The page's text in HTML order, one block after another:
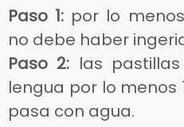
Paso 1: por lo
no debe haber
Paso 2: las
lengua por lo menos
pasa con agua.